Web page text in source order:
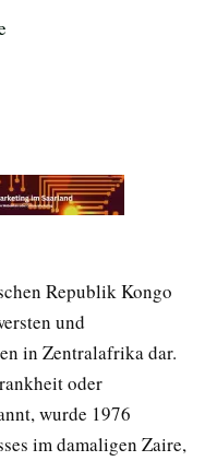
Republik Kongo
und
in Zentralafrika dar.
oder
wurde 1976
im damaligen Zaire,